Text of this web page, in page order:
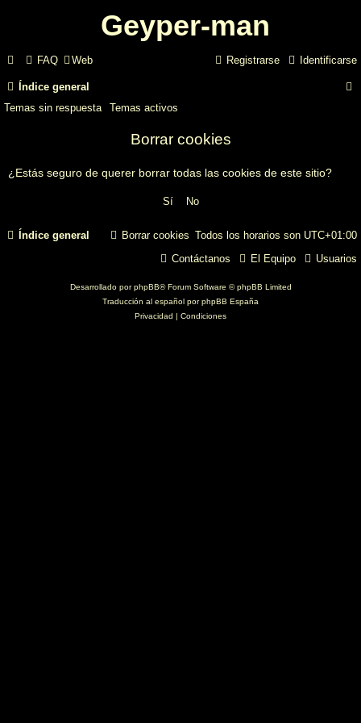
Geyper-man
FAQ Web Identificarse
Registrarse
Índice general
Temas sin respuesta Temas activos
Borrar cookies
¿Estás seguro de querer borrar todas las cookies de este sitio?
Índice general Todos los horarios son UTC+01:00
Borrar cookies
Usuarios
El Equipo
Contáctanos
Desarrollado porphpBB® Forum Software © phpBB Limited
Traducción al español porphpBB España
Privacidad | Condiciones